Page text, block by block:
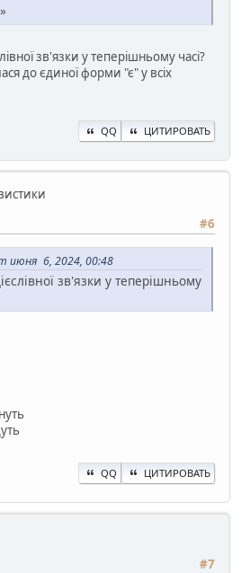
зв'язки у теперішньому часі?
до єдиної форми "є" у всіх
QQ ЦИТИРОВАТЬ
#6
июня 6, 2024, 00:48
зв'язки у теперішньому
QQ ЦИТИРОВАТЬ
#7